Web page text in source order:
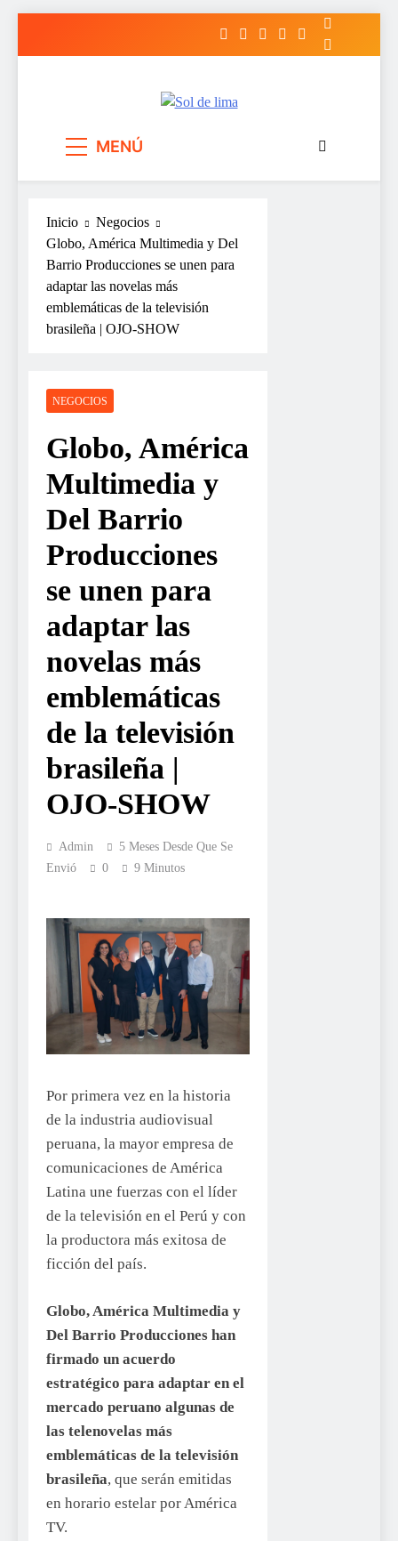
MENÚ
Inicio
Negocios
Globo, América Multimedia y Del
Barrio Producciones se unen para
adaptar las novelas más
emblemáticas de la televisión
brasileña | OJO-SHOW
NEGOCIOS
Globo, América
Multimedia y
Del Barrio
Producciones
se unen para
adaptar las
novelas más
emblemáticas
de la televisión
brasileña |
OJO-SHOW
Admin
5 Meses Desde Que Se
Envió
0 9 Minutos
Por primera vez en la historia
de la industria audiovisual
peruana, la mayor empresa de
comunicaciones de América
Latina une fuerzas con el líder
de la televisión en el Perú y con
la productora más exitosa de
ficción del país.
Globo, América Multimedia y
Del Barrio Producciones han
firmado un acuerdo
estratégico para adaptar en el
mercado peruano algunas de
las telenovelas más
emblemáticas de la televisión
brasileña, que serán emitidas
en horario estelar por América
TV.